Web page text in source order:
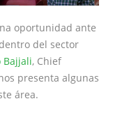
oportunidad ante
del sector
Bajjali, Chief
presenta algunas
área.